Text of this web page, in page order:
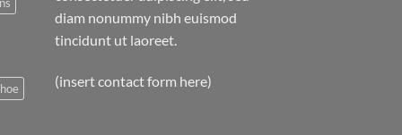
diam nonummy nibh euismod
tincidunt ut laoreet.
(insert contact form here)